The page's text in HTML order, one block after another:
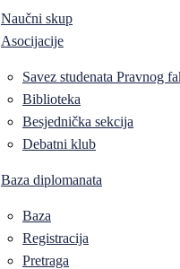
Naučni skup
Asocijacije
Savez studenata Pravnog
Biblioteka
Besjednička sekcija
Debatni klub
Baza diplomanata
Baza
Registracija
Pretraga